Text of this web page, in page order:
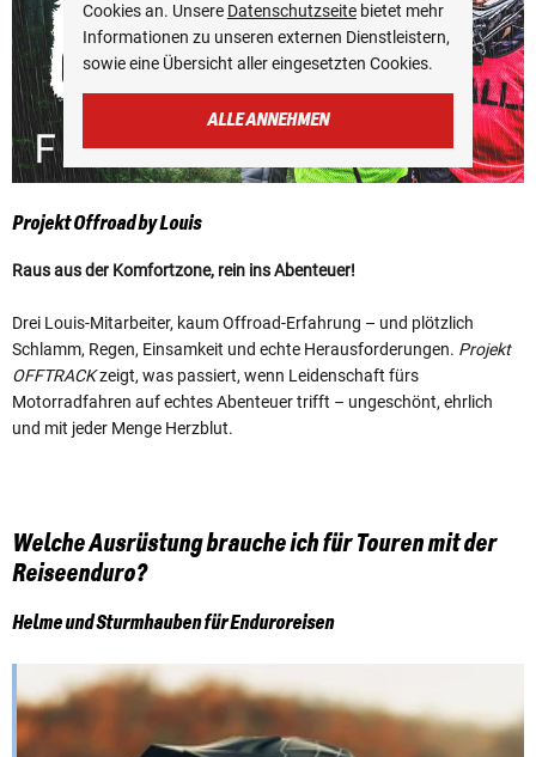
Cookies an. Unsere Datenschutzseitebietet mehr
Informationen zu unseren externen Dienstleistern,
sowie eine Übersicht aller eingesetzten Cookies.
ALLE ANNEHMEN
Projekt Offroad by Louis
Raus aus der Komfortzone, rein ins Abenteuer!
Drei Louis-Mitarbeiter, kaum Offroad-Erfahrung – und plötzlich
Schlamm, Regen, Einsamkeit und echte Herausforderungen. Projekt
OFFTRACKzeigt, was passiert, wenn Leidenschaft fürs
Motorradfahren auf echtes Abenteuer trifft – ungeschönt, ehrlich
und mit jeder Menge Herzblut.
Welche Ausrüstung brauche ich für Touren mit der
Reiseenduro?
Helme und Sturmhauben für Enduroreisen